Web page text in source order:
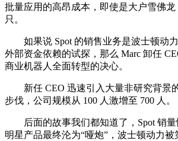
批量应用的高昂成本，即使是大户雪佛龙
只。
如果说 Spot 的销售业务是波士顿动力
外部资金依赖的试探，那么 Marc 卸任
商业机器人全面转型的决心。
新任 CEO 迅速引入大量非研究背景
步伐，公司规模从 100 人激增至 700 人。
后面的故事我们都知道了，Spot 销量
明星产品最终沦为“哑炮”，波士顿动力